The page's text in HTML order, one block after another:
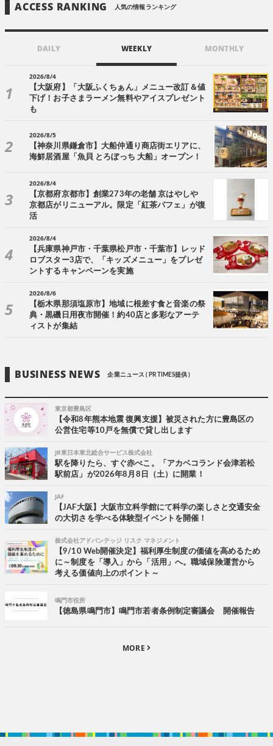
ACCESS RANKING 人気の情報ランキング
DAILY WEEKLY MONTHLY
2026/8/4
【大阪府】「大阪ふくちぁん」メニュー改訂＆値
下げ！お子さまラーメン無料やアイスプレゼント
も
2026/8/5
【神奈川県鎌倉市】大船仲通り商店街エリアに、
海鮮居酒屋「魚貝 とろぼっち 大船」オープン！
2026/8/4
【京都府京都市】創業273年の老舗 京はやしや
京都店がリニューアル。限定「紅茶パフェ」が復
活
2026/8/4
【兵庫県神戸市・千葉県松戸市・千葉市】レッド
ロブスター3店で、「キッズメニュー」をプレゼ
ントするキャンペーンを実施
2026/8/6
【栃木県那須塩原市】地域に根差す食と音楽の祭
典・黒磯日用夜市開催！約40店と多彩なアーテ
ィストが集結
BUSINESS NEWS 企業ニュース ( PR TIMES提供 )
東京都豊島区
【令和8年熊本地震 復興支援】被災された方に豊島区の
公営住宅等10戸を無償で貸し出します
JR東日本東北総合サービス株式会社
駅を降りたら、すぐ赤べこ。「アカベコランド会津若松
駅前店」が2026年8月8日（土）に開業！
JAF
【JAF大阪】大阪市立科学館にて科学の楽しさと交通安全
の大切さを学べる体験型イベントを開催！
株式会社アドバンテッジ リスク マネジメント
【9/10 Web開催決定】福利厚生制度の価値を高めるため
に～制度を「導入」から「活用」へ。職域保険運営から
考える価値向上のポイント～
鳴門市役所
【徳島県鳴門市】鳴門市若者条例制定審議会 開催報告
MORE